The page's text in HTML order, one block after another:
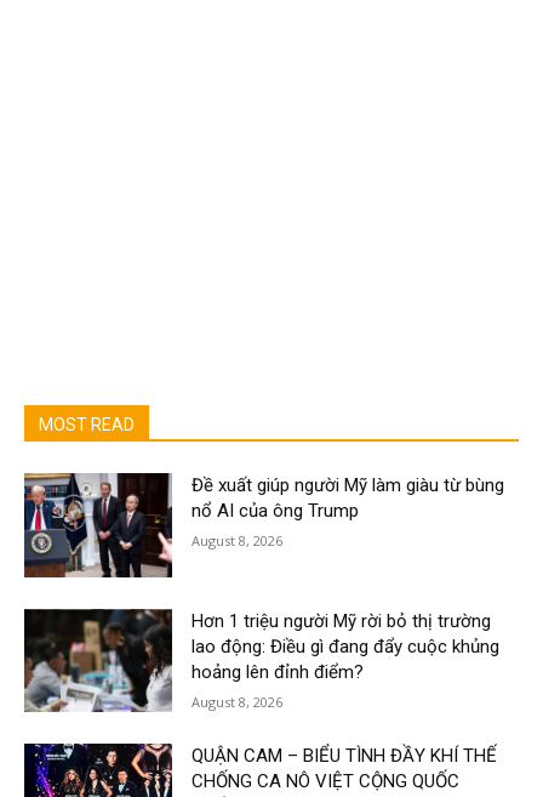
MOST READ
Đề xuất giúp người Mỹ làm giàu từ bùng
nổ AI của ông Trump
August 8, 2026
Hơn 1 triệu người Mỹ rời bỏ thị trường
lao động: Điều gì đang đẩy cuộc khủng
hoảng lên đỉnh điểm?
August 8, 2026
QUẬN CAM – BIỂU TÌNH ĐẦY KHÍ THẾ
CHỐNG CA NÔ VIỆT CỘNG QUỐC